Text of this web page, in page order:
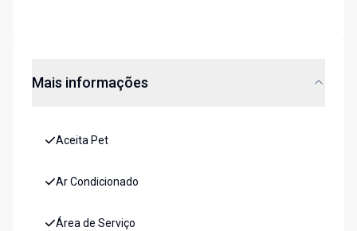
Mais informações
Aceita Pet
Ar Condicionado
Área de Serviço